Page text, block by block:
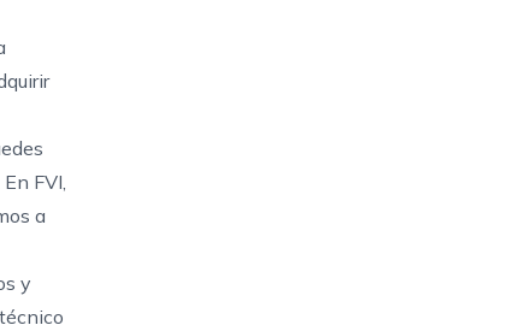
FVI,
a
y